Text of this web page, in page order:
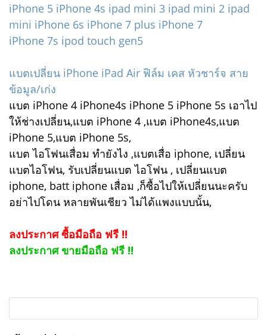
iPhone 5 iPhone 4s ipad mini 3 ipad mini 2 ipad
mini iPhone 6s iPhone 7 plus iPhone 7
iPhone 7s ipod touch gen5
แบตเปลี่ยน iPhone iPad Air ฟิล์ม เคส หัวชาร์จ สาย
ข้อมูล/เก่ง
แบต iPhone 4 iPhone4s iPhone 5 iPhone 5s เอาไป
ให้ช่างเปลี่ยน,แบต iPhone 4 ,แบต iPhone4s,แบต
iPhone 5,แบต iPhone 5s,
แบต ไอโฟนเสื่อม ทำยังไง ,แบตเสื่อ iphone, เปลี่ยน
แบตไอโฟน, รับเปลี่ยนแบต ไอโฟน , เปลี่ยนแบต
iphone, batt iphone เสื่อม ,ก็ซื้อไปให้เปลี่ยนนะครับ
อย่าไปโดน หลายพันเชียว ไม่ได้แพงแบบนั้น,
ลงประกาศ ซื้อมือถือ ฟรี !!
ลงประกาศ ขายมือถือ ฟรี !!